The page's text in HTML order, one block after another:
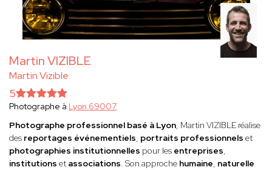
Martin VIZIBLE
Martin Vizible
5
Photographe à Lyon 69007
Photographe professionnel basé à Lyon, Martin VIZIBLE réalise
des reportages événementiels, portraits professionnels et
photographies institutionnelles pour les entreprises,
institutions et associations. Son approche humaine, naturelle